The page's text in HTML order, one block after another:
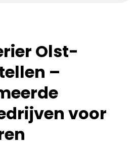
Olst-
–
voor